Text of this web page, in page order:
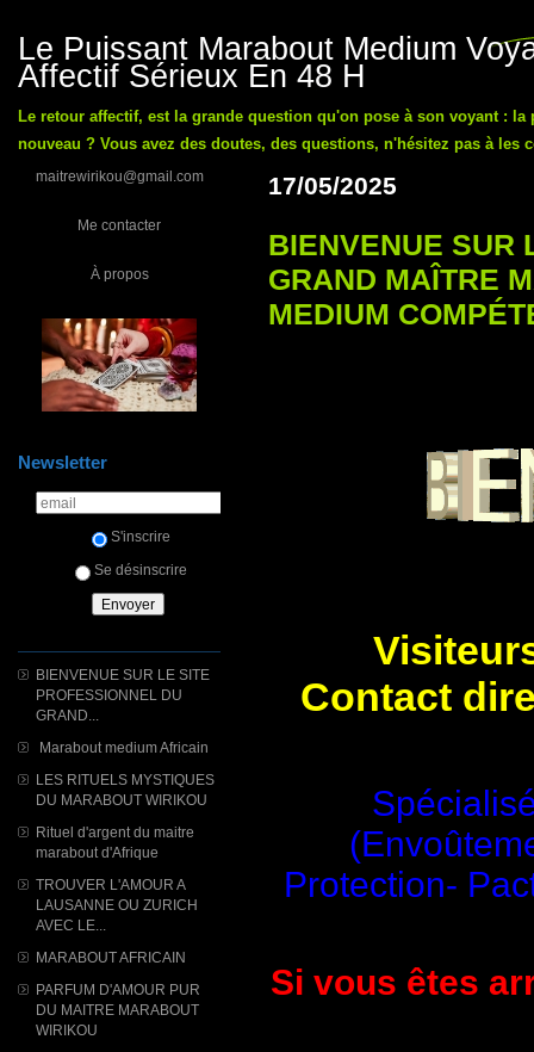
Le Puissant Marabout Medium
Affectif Sérieux En 48 H
Le retour affectif, est la grande question qu'on pose à son voyant :
nouveau ? Vous avez des doutes, des questions, n'hésitez pas à les
maitrewirikou@gmail.com
Me contacter
À propos
Newsletter
S'inscrire
Se désinscrire
BIENVENUE SUR LE SITE
PROFESSIONNEL DU
GRAND...
Marabout medium Africain
LES RITUELS MYSTIQUES
DU MARABOUT WIRIKOU
Rituel d'argent du maitre
marabout d'Afrique
TROUVER L'AMOUR A
LAUSANNE OU ZURICH
AVEC LE...
MARABOUT AFRICAIN
PARFUM D'AMOUR PUR
DU MAITRE MARABOUT
WIRIKOU
17/05/2025
BIENVENUE SUR
GRAND MAÎTRE
MEDIUM
Contact
Protection-
Si vous êtes